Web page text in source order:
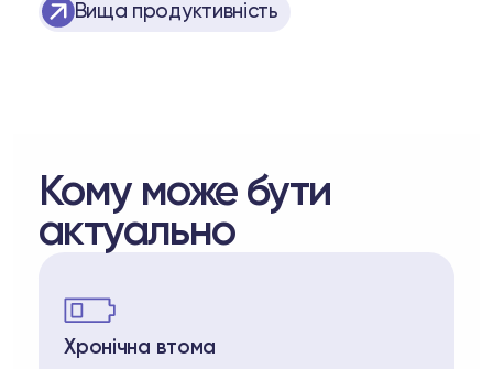
Вища продуктивність
Кому може бути
актуально
Хронічна втома